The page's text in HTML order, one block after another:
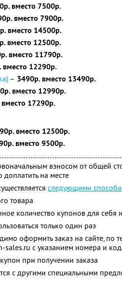
вместо 7500р.
вместо 7900р.
вместо 14500р.
вместо 12500р.
вместо 11790р.
вместо 12290р.
– 3490р. вместо 13490р.
вместо 12990р.
17290р.
вместо 12500р.
вместо 9500р.
взносом от общей
на месте
следующими
товара
количество купонов для себя
только один раз
оформить заказ на сайте, по
с указанием номера и
при получении заказа
с другими специальными